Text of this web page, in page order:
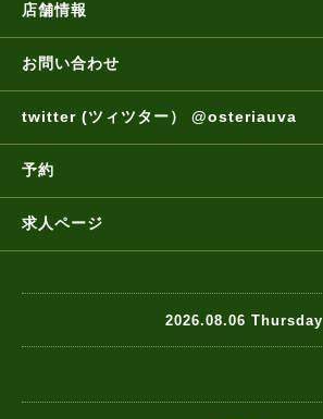
店舗情報
お問い合わせ
twitter (ツィツター） @osteriauva
予約
求人ページ
2026.08.06 Thursday